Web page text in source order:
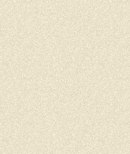
Фотогалерея Статьи